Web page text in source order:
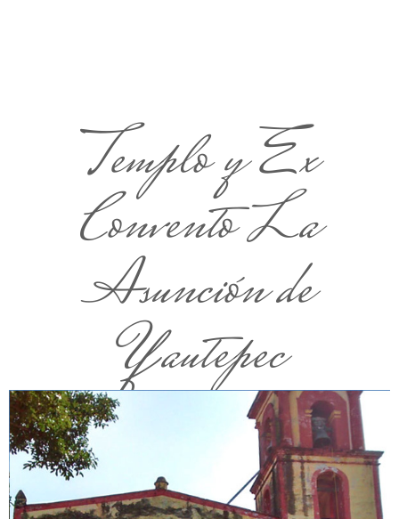
Templo y Ex
Convento La
Asunción de
Yautepec